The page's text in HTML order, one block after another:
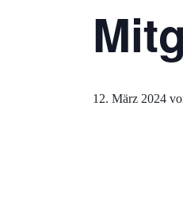
12. März 2024